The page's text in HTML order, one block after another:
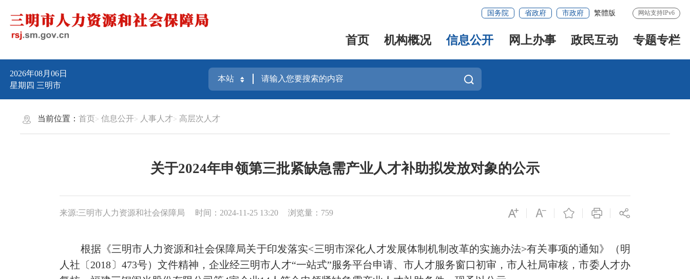
国务院 省政府 市政府 繁體版 网站支持IPv6
首页 机构概况 信息公开 网上办事 政民互动 专题专栏
2026年08月06日
星期四 三明市
当前位置：首页 信息公开 人事人才 高层次人才
关于2024年申领第三批紧缺急需产业人才补助拟发放对象的公示
来源:三明市人力资源和社会保障局 时间：2024-11-25 13:20 浏览量：759
根据《三明市人力资源和社会保障局关于印发落实<三明市深化人才发展体制机制改革的实施办法>有关事项的通知》（明
人社〔2018〕473号）文件精神，企业经三明市人才“一站式”服务平台申请、市人才服务窗口初审，市人社局审核，市委人才办